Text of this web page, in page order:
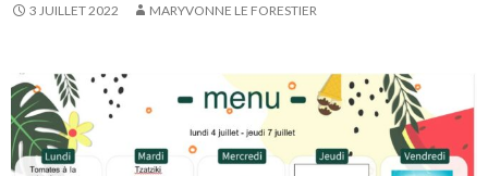
3 JUILLET 2022 MARYVONNE LE FORESTIER